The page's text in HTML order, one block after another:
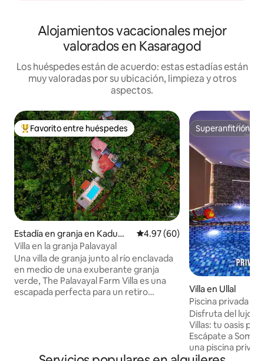
Alojamientos vacacionales mejor
valorados en Kasaragod
Los huéspedes están de acuerdo: estas estadías están
muy valoradas por su ubicación, limpieza y otros
aspectos.
Favorito entre huéspedes preferido
Favorito entre huéspedes
Estadía en granja en Kadume
ni
Calificación promedio: 4.97 de
4.97 (60)
Villa en la granja Palavayal
Una villa de granja junto al río enclavada
en medio de una exuberante granja
verde, The Palavayal Farm Villa es una
escapada perfecta para un retiro
Superanfitrión
Superanfitrión
Villa en Ullal
Piscina privada y
Beach Villas(C
Disfruta del lujo
Villas: tu oasis
Escápate a Som
una piscina
impecables e